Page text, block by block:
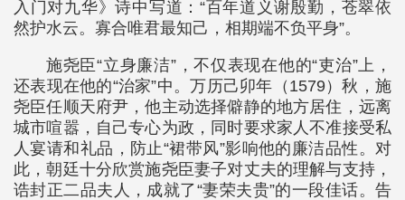
入门对九华》诗中写道：“百年道义谢殷勤，苍翠依
然护水云。寡合唯君最知己，相期端不负平身”。
施尧臣“立身廉洁”，不仅表现在他的“吏治”上，
还表现在他的“治家”中。万历己卯年（1579）秋，施
尧臣任顺天府尹，他主动选择僻静的地方居住，远离
城市喧嚣，自己专心为政，同时要求家人不准接受私
人宴请和礼品，防止“裙带风”影响他的廉洁品性。对
此，朝廷十分欣赏施尧臣妻子对丈夫的理解与支持，
诰封正二品夫人，成就了“妻荣夫贵”的一段佳话。告